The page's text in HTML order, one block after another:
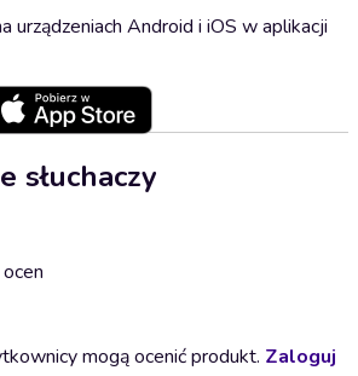
urządzeniach Android i iOS w aplikacji
słuchaczy
mogą ocenić produkt. Zaloguj